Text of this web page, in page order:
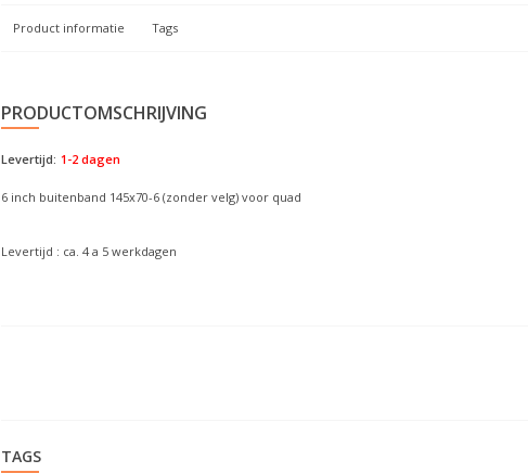
Product informatie Tags
PRODUCTOMSCHRIJVING
Levertijd: 1-2 dagen
6 inch buitenband 145x70-6 (zonder velg) voor quad
Levertijd : ca. 4 a 5 werkdagen
TAGS